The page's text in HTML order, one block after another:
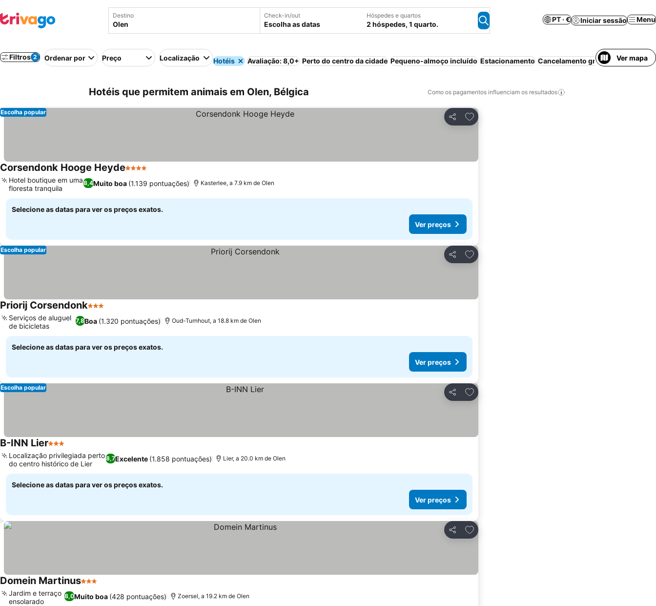
Destino Check-in/out
Escolha as datas
Hóspedes e quartos
2 hóspedes, 1 quarto.
PT · € Iniciar sessão Menu
Filtros 2 Ordenar por Preço Localização Hotéis Avaliação: 8,0+ Perto do centro da cidade Pequeno-almoço incluído Estacionamento Cancelamento gratuito Ver mapa
Hotéis que permitem animais em Olen, Bélgica Como os pagamentos influenciam os resultados
Partilhar
Adicionar aos favoritos
Escolha popular
Corsendonk Hooge Heyde4 Estrelas
8,4Muito boa (1.139 pontuações)
Hotel boutique em uma
floresta tranquila
Kasterlee, a 7.9 km de Olen
Selecione as datas para ver os preços exatos.
Ver preços
Partilhar
Adicionar aos favoritos
Escolha popular
Priorij Corsendonk3 Estrelas
7,8Boa (1.320 pontuações)
Serviços de aluguel
de bicicletas
Oud-Turnhout, a 18.8 km de Olen
Selecione as datas para ver os preços exatos.
Ver preços
Partilhar
Adicionar aos favoritos
Escolha popular
B-INN Lier3 Estrelas
8,7Excelente (1.858 pontuações)
Localização privilegiada perto
do centro histórico de Lier
Lier, a 20.0 km de Olen
Selecione as datas para ver os preços exatos.
Ver preços
Partilhar
Adicionar aos favoritos
Domein Martinus3 Estrelas
8,0Muito boa (428 pontuações)
Jardim e terraço
ensolarado
Zoersel, a 19.2 km de Olen